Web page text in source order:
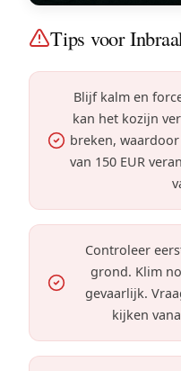
Tips voor
Blijf kalm en
kan het kozijn
breken,
van 150 EUR
Controleer
grond. Klim
gevaarlijk.
kijken